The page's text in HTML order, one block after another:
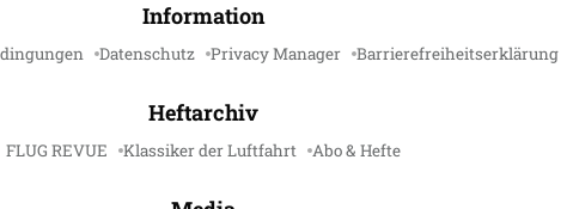
Information
Datenschutz Privacy Manager Barrierefreiheitserklärung
Heftarchiv
FLUG REVUE Klassiker der Luftfahrt Abo & Hefte